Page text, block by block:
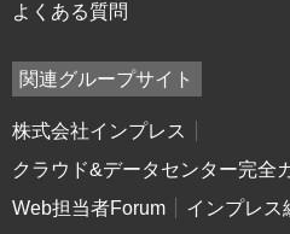
よくある質問
関連グループサイト
株式会社インプレス
クラウド&データセンター完全
Web担当者Forum
インプレス